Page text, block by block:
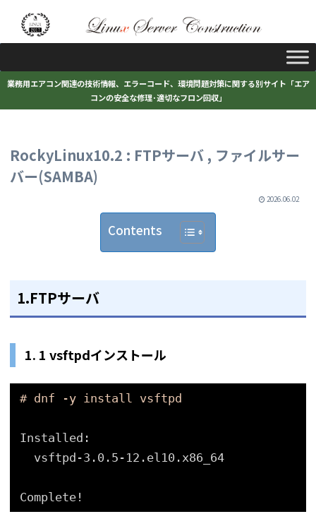
業務用エアコン関連の技術情報、エラーコード、環境問題対策に関する別サイト「エア
コンの安全な修理･適切なフロン回収」
RockyLinux10.2 : FTPサーバ , ファイルサー
バー(SAMBA)
2026.06.02
Contents
1.FTPサーバ
1. 1 vsftpdインストール
# dnf -y install vsftpd
Installed:
vsftpd-3.0.5-12.el10.x86_64
Complete!